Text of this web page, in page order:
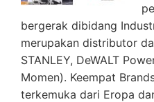
bergerak dibidang
merupakan distributor
STANLEY, DeWALT
Momen). Keempat
terkemuka dari Eropa